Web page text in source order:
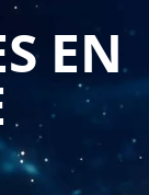
les demandes
génère un
de
l'efficacité
RH.
EN